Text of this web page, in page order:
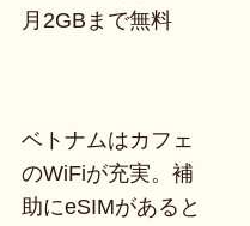
月2GBまで無料
ベトナムはカフェ
のWiFiが充実。補
助にeSIMがあると